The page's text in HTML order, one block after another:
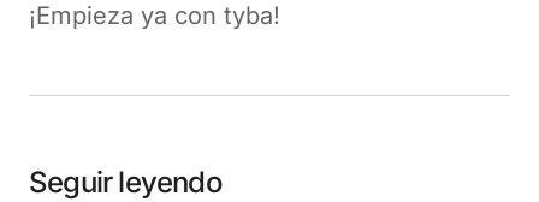
¡Empieza ya con tyba!
Seguir leyendo